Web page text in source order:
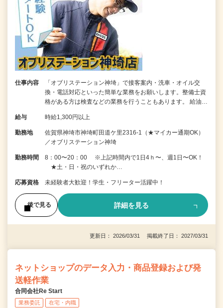
仕事内容
「オブリステーション神埼」で接客案内・洗車・オイル交
換・電話対応といった簡単な業務をお願いします。整備士資
格がある方は検査などの業務を行うこともあります。 給油…
給与 時給1,300円以上
勤務地
佐賀県神埼市神埼町田道ケ里2316-1（★マイカー通期OK）
／オブリステーション神埼
勤務時間
8：00〜20：00 ※上記時間内で1日4ｈ〜、週1日〜OK！
★土・日・祝のいずれか…
応募資格 未経験者大歓迎！学生・フリーター活躍中！
後で見る 詳細を見る
更新日： 2026/03/31 掲載終了日： 2027/03/31
ネットショップのデータ入力・商品登録および発
送軽作業
合同会社Re Start
業務委託 在宅・内職